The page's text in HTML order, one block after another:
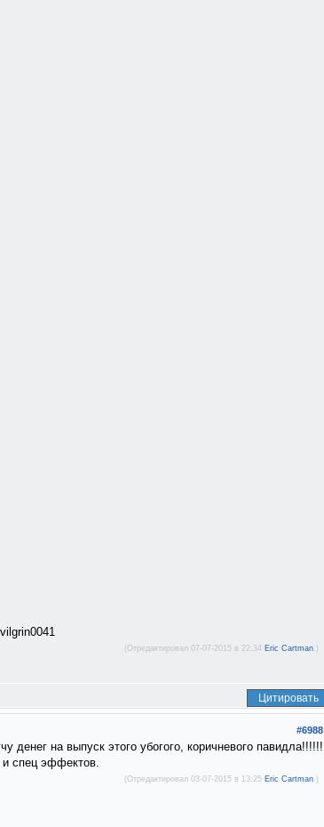
(Отредактировал 07-07-2015 в 22:34 Eric Cartman .)
Цитировать
#6988
на выпуск этого убогого, коричневого павидла!!!!!!
и спец эффектов.
(Отредактировал 03-07-2015 в 13:25 Eric Cartman.)